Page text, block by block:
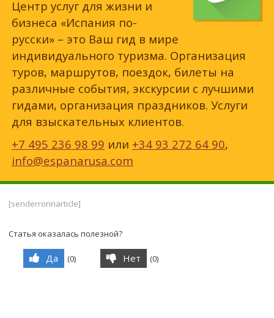
Центр услуг для жизни и
бизнеса «Испания по-
русски» – это Ваш гид в мире
индивидуального туризма. Организация
туров, маршрутов, поездок, билеты на
различные события, экскурсии с лучшими
гидами, организация праздников. Услуги
для взыскательных клиентов.
+7 495 236 98 99 или +34 93 272 64 90,
info@espanarusa.com
[senderrorinarticle]
Статья оказалась полезной?
Да (0) Нет (0)